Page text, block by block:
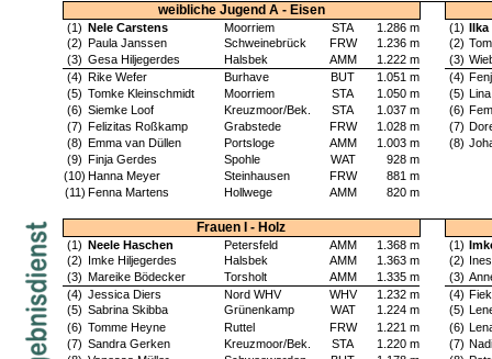
weibliche Jugend A - Eisen
(1) Nele Carstens Moorriem STA 1.286 m (1) Ilka
(2) Paula Janssen Schweinebrück FRW 1.236 m (2)
(3) Gesa Hiljegerdes Halsbek AMM 1.222 m (3)
(4) Rike Wefer Burhave BUT 1.051 m (4)
(5) Tomke Kleinschmidt Moorriem STA 1.050 m (5)
(6) Siemke Loof Kreuzmoor/Bek. STA 1.037 m (6)
(7) Felizitas Roßkamp Grabstede FRW 1.028 m (7)
(8) Emma van Düllen Portsloge AMM 1.003 m (8)
(9) Finja Gerdes Spohle WAT
928 m
(10) Hanna Meyer Steinhausen FRW
881 m
(11) Fenna Martens Hollwege AMM 820 m
Frauen I - Holz
(1) Neele Haschen Petersfeld AMM 1.368 m (1)
(2) Imke Hiljegerdes Halsbek AMM 1.363 m (2)
(3) Mareike Bödecker Torsholt AMM 1.335 m (3)
(4) Jessica Diers Nord WHV WHV 1.232 m (4)
(5) Sabrina Skibba Grünenkamp WAT 1.224 m (5)
(6) Tomme Heyne Ruttel FRW 1.221 m (6)
(7) Sandra Gerken Kreuzmoor/Bek. STA 1.220 m (7)